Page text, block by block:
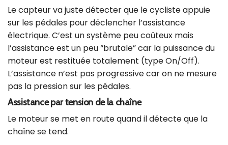
Le capteur va juste détecter que le cycliste appuie
sur les pédales pour déclencher l’assistance
électrique. C’est un système peu coûteux mais
l’assistance est un peu “brutale” car la puissance du
moteur est restituée totalement (type On/Off).
L’assistance n’est pas progressive car on ne mesure
pas la pression sur les pédales.
Assistance par tension de la chaîne
Le moteur se met en route quand il détecte que la
chaîne se tend.